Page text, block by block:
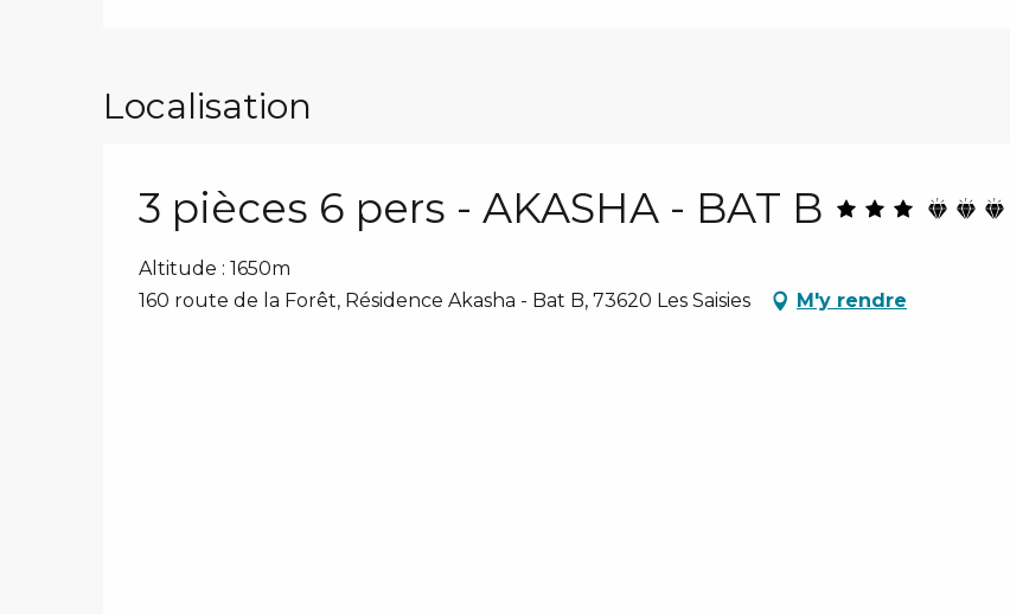
Localisation
3 pièces 6 pers - AKASHA - BAT B
Altitude : 1650m
160 route de la Forêt, Résidence Akasha - Bat B, 73620 Les Saisies
M'y rendre